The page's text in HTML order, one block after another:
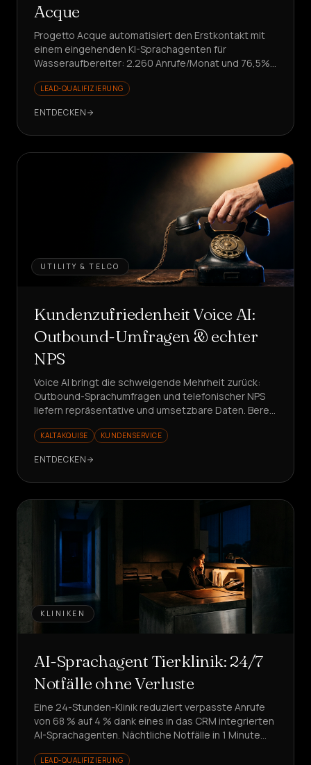
Acque
Progetto Acque automatisiert den Erstkontakt mit
einem eingehenden KI-Sprachagenten für
Wasseraufbereiter: 2.260 Anrufe/Monat und 76,5%
Anfragen entlasten?
LEAD-QUALIFIZIERUNG
ENTDECKEN
UTILITY & TELCO
Kundenzufriedenheit Voice AI:
Outbound-Umfragen & echter
NPS
Voice AI bringt die schweigende Mehrheit zurück:
Outbound-Sprachumfragen und telefonischer NPS
liefern repräsentative und umsetzbare Daten. Bereit
KALTAKQUISE KUNDENSERVICE
ENTDECKEN
KLINIKEN
AI-Sprachagent Tierklinik: 24/7
Notfälle ohne Verluste
Eine 24-Stunden-Klinik reduziert verpasste Anrufe
von 68 % auf 4 % dank eines in das CRM integrierten
AI-Sprachagenten. Nächtliche Notfälle in 1 Minute
LEAD-QUALIFIZIERUNG